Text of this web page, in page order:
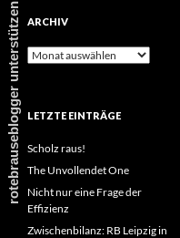
ARCHIV
Archiv
LETZTE EINTRÄGE
Scholz raus!
The Unvollendet One
Nicht nur eine Frage der
Effizienz
Zwischenbilanz: RB Leipzig in
rotebrauseblogger unterstützen